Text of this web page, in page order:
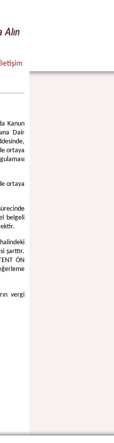
İletişim
Kanun
Dair
ortaya
ortaya
belgeli
şarttır.
ÖN
vergi